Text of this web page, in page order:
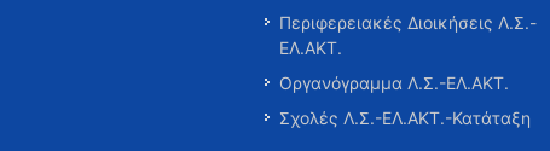
Περιφερειακές Διοικήσεις Λ.Σ.-
ΕΛ.ΑΚΤ.
Οργανόγραμμα Λ.Σ.-ΕΛ.ΑΚΤ.
Σχολές Λ.Σ.-ΕΛ.ΑΚΤ.-Κατάταξη